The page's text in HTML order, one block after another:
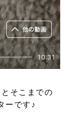
そこまでの
ーです♪